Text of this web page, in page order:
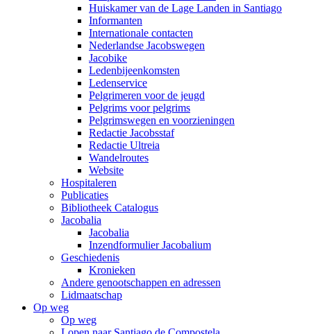
Huiskamer van de Lage Landen in Santiago
Informanten
Internationale contacten
Nederlandse Jacobswegen
Jacobike
Ledenbijeenkomsten
Ledenservice
Pelgrimeren voor de jeugd
Pelgrims voor pelgrims
Pelgrimswegen en voorzieningen
Redactie Jacobsstaf
Redactie Ultreia
Wandelroutes
Website
Hospitaleren
Publicaties
Bibliotheek Catalogus
Jacobalia
Jacobalia
Inzendformulier Jacobalium
Geschiedenis
Kronieken
Andere genootschappen en adressen
Lidmaatschap
Op weg
Op weg